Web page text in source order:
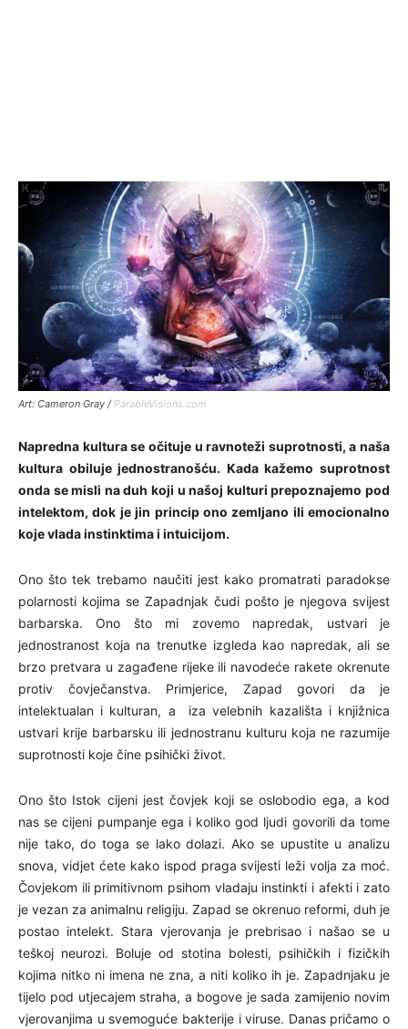
Art: Cameron Gray /ParableVisions.com
Napredna kultura se očituje u ravnoteži suprotnosti, a naša
kultura obiluje jednostranošću. Kada kažemo suprotnost
onda se misli na duh koji u našoj kulturi prepoznajemo pod
intelektom, dok je jin princip ono zemljano ili emocionalno
koje vlada instinktima i intuicijom.
Ono što tek trebamo naučiti jest kako promatrati paradokse
polarnosti kojima se Zapadnjak čudi pošto je njegova svijest
barbarska. Ono što mi zovemo napredak, ustvari je
jednostranost koja na trenutke izgleda kao napredak, ali se
brzo pretvara u zagađene rijeke ili navodeće rakete okrenute
protiv čovječanstva. Primjerice, Zapad govori da je
intelektualan i kulturan, a iza velebnih kazališta i knjižnica
ustvari krije barbarsku ili jednostranu kulturu koja ne razumije
suprotnosti koje čine psihički život.
Ono što Istok cijeni jest čovjek koji se oslobodio ega, a kod
nas se cijeni pumpanje ega i koliko god ljudi govorili da tome
nije tako, do toga se lako dolazi. Ako se upustite u analizu
snova, vidjet ćete kako ispod praga svijesti leži volja za moć.
Čovjekom ili primitivnom psihom vladaju instinkti i afekti i zato
je vezan za animalnu religiju. Zapad se okrenuo reformi, duh je
postao intelekt. Stara vjerovanja je prebrisao i našao se u
teškoj neurozi. Boluje od stotina bolesti, psihičkih i fizičkih
kojima nitko ni imena ne zna, a niti koliko ih je. Zapadnjaku je
tijelo pod utjecajem straha, a bogove je sada zamijenio novim
vjerovanjima u svemoguće bakterije i viruse. Danas pričamo o